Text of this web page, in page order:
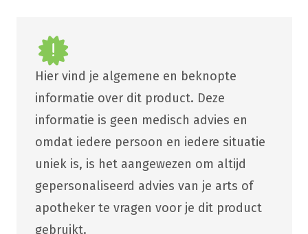
Hier vind je algemene en beknopte
informatie over dit product. Deze
informatie is geen medisch advies en
omdat iedere persoon en iedere situatie
uniek is, is het aangewezen om altijd
gepersonaliseerd advies van je arts of
apotheker te vragen voor je dit product
gebruikt.